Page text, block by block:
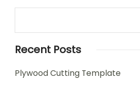
Recent Posts
Plywood Cutting Template